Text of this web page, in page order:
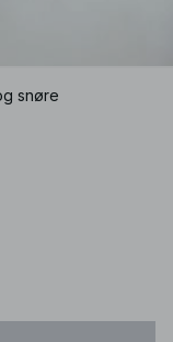
snøre